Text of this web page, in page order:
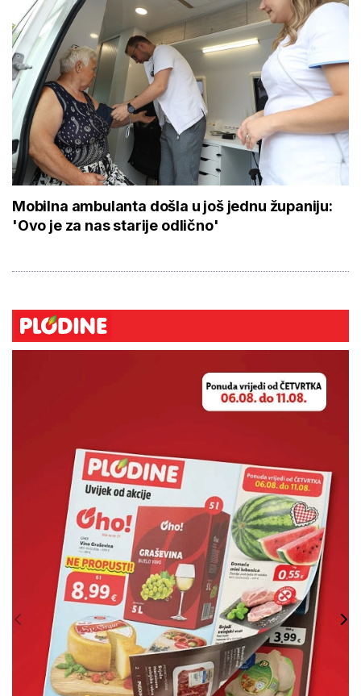
Mobilna ambulanta došla u još jednu županiju:
'Ovo je za nas starije odlično'